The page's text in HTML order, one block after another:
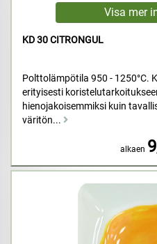
KD 30 CITRONGUL
Polttolämpötila 950 - 1250°C.
erityisesti
hienojakoisemmiksi kuin
väritön...
alkaen